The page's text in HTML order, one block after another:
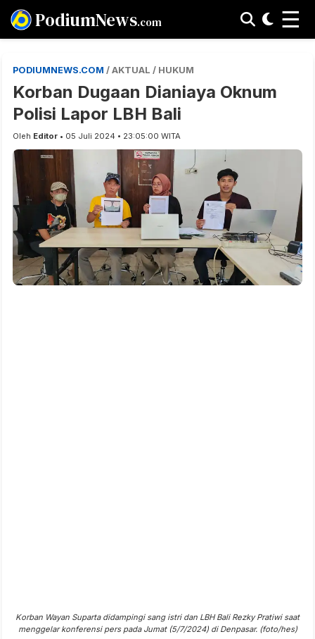
PodiumNews.com ☰
PODIUMNEWS.COM / AKTUAL / HUKUM
Korban Dugaan Dianiaya Oknum
Polisi Lapor LBH Bali
Oleh Editor • 05 Juli 2024 • 23:05:00 WITA
Korban Wayan Suparta didampingi sang istri dan LBH Bali Rezky Pratiwi saat
menggelar konferensi pers pada Jumat (5/7/2024) di Denpasar. (foto/hes)